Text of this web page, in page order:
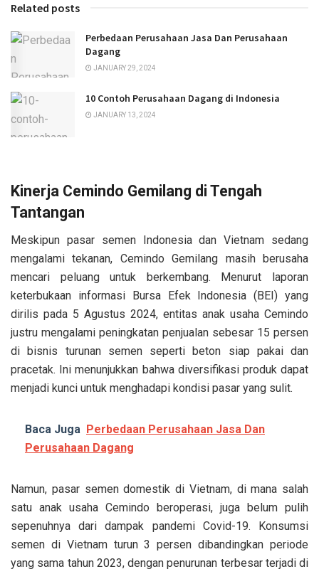
Related posts
Perbedaan Perusahaan Jasa Dan Perusahaan
Dagang
JANUARY 29, 2024
10 Contoh Perusahaan Dagang di Indonesia
JANUARY 13, 2024
Kinerja Cemindo Gemilang di Tengah
Tantangan
Meskipun pasar semen Indonesia dan Vietnam sedang
mengalami tekanan, Cemindo Gemilang masih berusaha
mencari peluang untuk berkembang. Menurut laporan
keterbukaan informasi Bursa Efek Indonesia (BEI) yang
dirilis pada 5 Agustus 2024, entitas anak usaha Cemindo
justru mengalami peningkatan penjualan sebesar 15 persen
di bisnis turunan semen seperti beton siap pakai dan
pracetak. Ini menunjukkan bahwa diversifikasi produk dapat
menjadi kunci untuk menghadapi kondisi pasar yang sulit.
Baca Juga Perbedaan Perusahaan Jasa Dan
Perusahaan Dagang
Namun, pasar semen domestik di Vietnam, di mana salah
satu anak usaha Cemindo beroperasi, juga belum pulih
sepenuhnya dari dampak pandemi Covid-19. Konsumsi
semen di Vietnam turun 3 persen dibandingkan periode
yang sama tahun 2023, dengan penurunan terbesar terjadi di